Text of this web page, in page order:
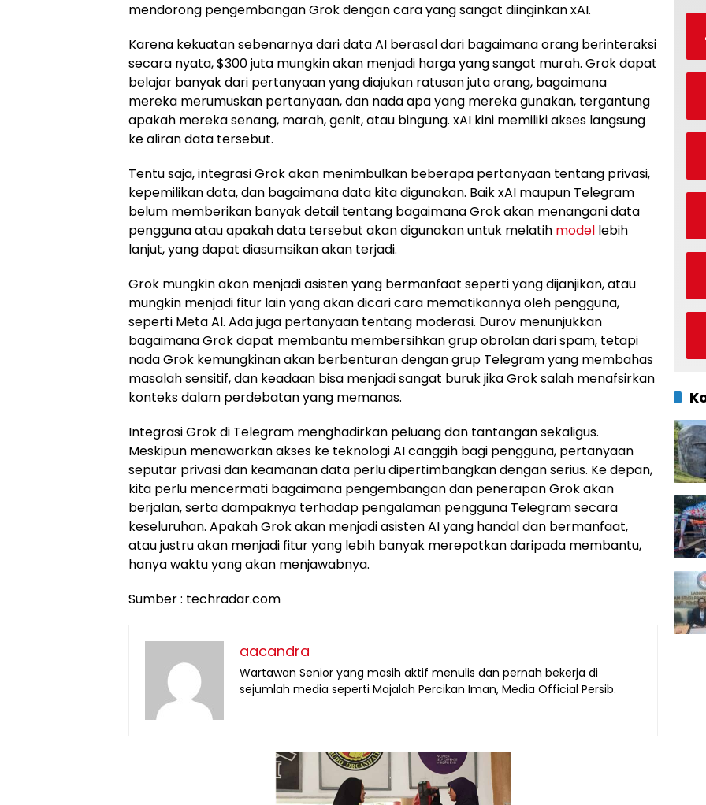
mendorong pengembangan Grok dengan cara yang sangat diinginkan xAI.
Karena kekuatan sebenarnya dari data AI berasal dari bagaimana orang berinteraksi
secara nyata, $300 juta mungkin akan menjadi harga yang sangat murah. Grok dapat
belajar banyak dari pertanyaan yang diajukan ratusan juta orang, bagaimana
mereka merumuskan pertanyaan, dan nada apa yang mereka gunakan, tergantung
apakah mereka senang, marah, genit, atau bingung. xAI kini memiliki akses langsung
ke aliran data tersebut.
Tentu saja, integrasi Grok akan menimbulkan beberapa pertanyaan tentang privasi,
kepemilikan data, dan bagaimana data kita digunakan. Baik xAI maupun Telegram
belum memberikan banyak detail tentang bagaimana Grok akan menangani data
pengguna atau apakah data tersebut akan digunakan untuk melatih model lebih
lanjut, yang dapat diasumsikan akan terjadi.
Grok mungkin akan menjadi asisten yang bermanfaat seperti yang dijanjikan, atau
mungkin menjadi fitur lain yang akan dicari cara mematikannya oleh pengguna,
seperti Meta AI. Ada juga pertanyaan tentang moderasi. Durov menunjukkan
bagaimana Grok dapat membantu membersihkan grup obrolan dari spam, tetapi
nada Grok kemungkinan akan berbenturan dengan grup Telegram yang membahas
masalah sensitif, dan keadaan bisa menjadi sangat buruk jika Grok salah menafsirkan
konteks dalam perdebatan yang memanas.
Integrasi Grok di Telegram menghadirkan peluang dan tantangan sekaligus.
Meskipun menawarkan akses ke teknologi AI canggih bagi pengguna, pertanyaan
seputar privasi dan keamanan data perlu dipertimbangkan dengan serius. Ke depan,
kita perlu mencermati bagaimana pengembangan dan penerapan Grok akan
berjalan, serta dampaknya terhadap pengalaman pengguna Telegram secara
keseluruhan. Apakah Grok akan menjadi asisten AI yang handal dan bermanfaat,
atau justru akan menjadi fitur yang lebih banyak merepotkan daripada membantu,
hanya waktu yang akan menjawabnya.
Sumber : techradar.com
aacandra
Wartawan Senior yang masih aktif menulis dan pernah bekerja di
sejumlah media seperti Majalah Percikan Iman, Media Official Persib.